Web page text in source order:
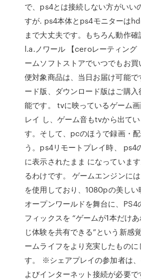
で、ps4とは接続しない方がいい
すが. ps4本体とps4モニターは
まで大丈夫です。もちろん動作確
l.a.ノワール 【ceroレーティング
ームソフトストアでいつでもお
便対象商品は、当日お届け可能で
ード版、ダウンロード版はご購
能です。 tvに映っているゲーム
レイ し、ゲーム音もtvから出て
す。そして、pcのほうで録画・
う。ps4リモートプレイ時、 ps4
に表示されたまま になっていま
るわけです。 ゲームエンジンに
を使用しており、1080pの美しい
オープンワールドを舞台に、PS4
フィックスを “ゲームが1本だけ
じ体験を共有できる”という新感
ームライフをより充実したもの
す。 ※シェアプレイの参加者は
よびインターネット接続が必要